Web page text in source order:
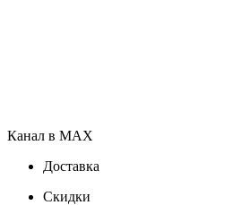
Канал в MAX
Доставка
Скидки